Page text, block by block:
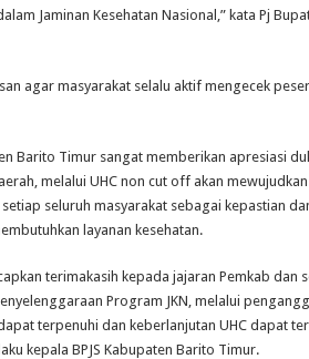
Jaminan Kesehatan Nasional,” kata Pj
agar masyarakat selalu aktif mengecek
Barito Timur sangat memberikan apresiasi
melalui UHC non cut off akan
seluruh masyarakat sebagai kepastian
layanan kesehatan.
terimakasih kepada jajaran Pemkab dan
Program JKN, melalui
terpenuhi dan keberlanjutan UHC dapat
kepala BPJS Kabupaten Barito Timur.